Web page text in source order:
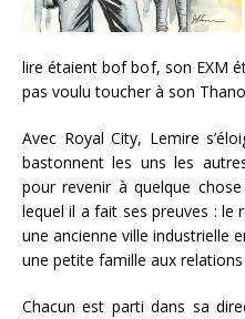
lire étaient bof bof, son EXM
pas voulu toucher à son
Avec Royal City, Lemire
bastonnent les uns les
pour revenir à quelque
lequel il a fait ses preuves : le
une ancienne ville industrielle
une petite famille aux
Chacun est parti dans sa